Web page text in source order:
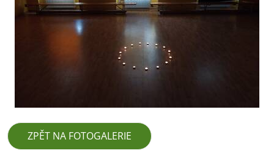
ZPĚT NA FOTOGALERIE